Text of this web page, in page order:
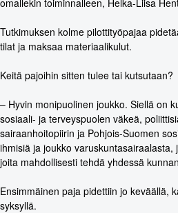
Tutkimuksen kolme pilottityöpajaa
tilat ja maksaa materiaalikulut.
Keitä pajoihin sitten tulee tai kutsutaan?
– Hyvin monipuolinen joukko. Siellä on
sosiaali- ja terveyspuolen väkeä,
sairaanhoitopiirin ja Pohjois-Suomen
ihmisiä ja joukko
joita mahdollisesti tehdä yhdessä
Ensimmäinen paja pidettiin jo keväällä,
syksyllä.